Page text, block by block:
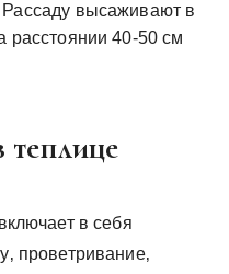
Рассаду высаживают в
расстоянии 40-50 см
теплице
в себя
проветривание‚